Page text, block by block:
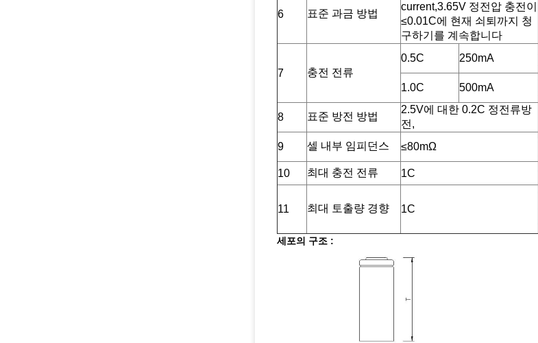
6 표준 과금 방법
current,3.65V 정전압 충전이
≤0.01C에 현재 쇠퇴까지 청
구하기를 계속합니다
7 충전 전류
0.5C 250mA
1.0C
500mA
8
표준 방전 방법
2.5V에 대한 0.2C 정전류방
전,
9
셀 내부 임피던스 ≤80mΩ
10
최대 충전 전류 1C
11 최대 토출량 경향 1C
세포의 구조 :